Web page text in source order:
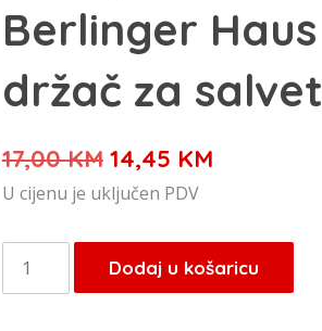
Berlinger
držač za
17,00KM Izvorna
cijena
je:
17,00 KM.
14,45 KMTrenutna
14,45 KM.
U cijenu je uključen PDV
Berlinger
Haus
Dodaj u košaricu